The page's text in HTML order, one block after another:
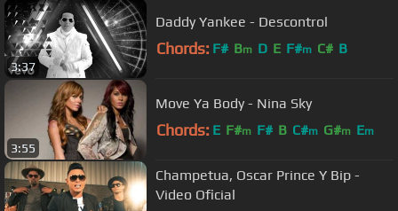
3:37
Daddy Yankee - Descontrol
Chords: F# Bm D E F#m C# B
3:55
Move Ya Body - Nina Sky
Chords: E F#m F# B C#m G#m Em
Champetua, Oscar Prince Y Bip -
Video Oficial